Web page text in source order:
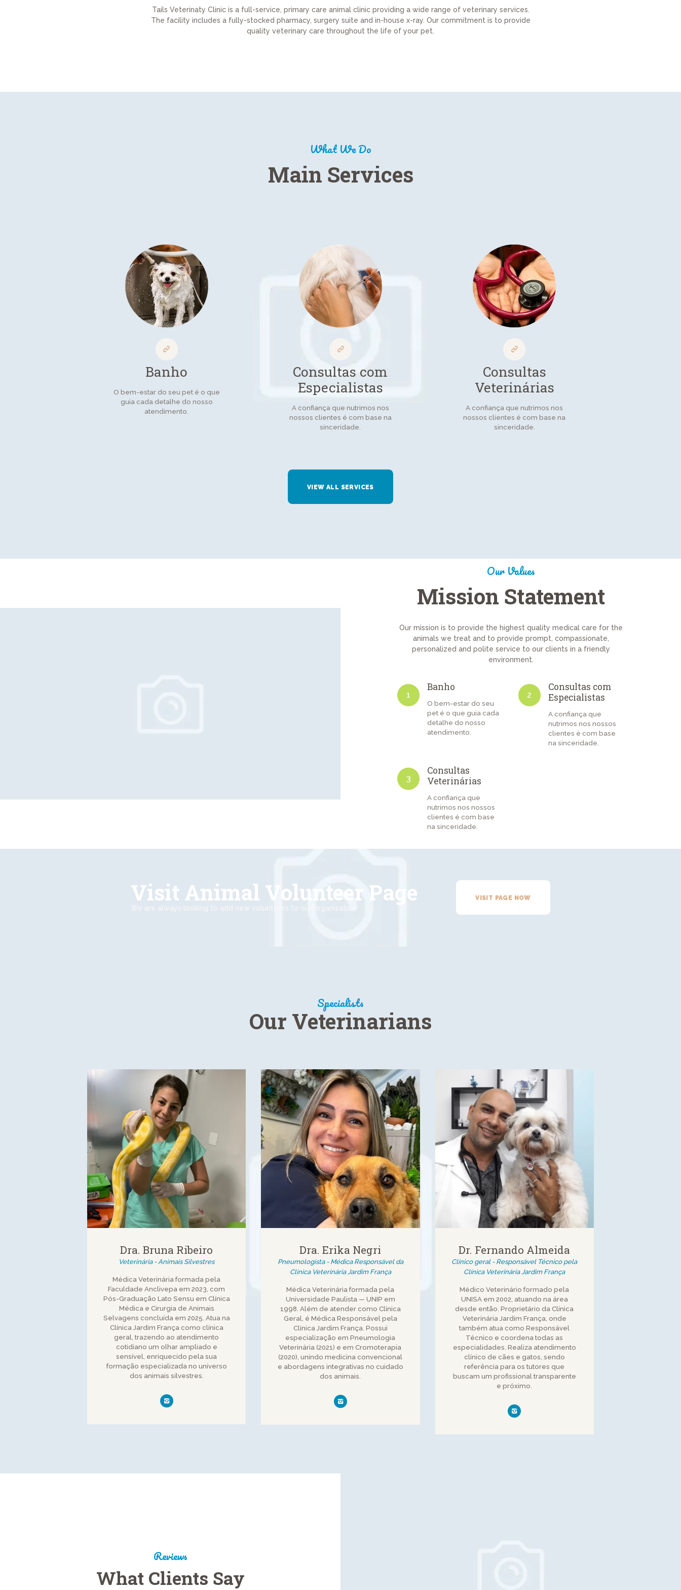
Tails Veterinaty Clinic is a full-service, primary care animal clinic providing a wide range of veterinary services.
The facility includes a fully-stocked pharmacy, surgery suite and in-house x-ray. Our commitment is to provide
quality veterinary care throughout the life of your pet.
What We Do
Main Services
Banho
O bem-estar do seu pet é o que
guia cada detalhe do nosso
atendimento.
Consultas com
Especialistas
A confiança que nutrimos nos
nossos clientes é com base na
sinceridade.
Consultas
Veterinárias
A confiança que nutrimos nos
nossos clientes é com base na
sinceridade.
VIEW ALL SERVICES
Our Values
Mission Statement
Our mission is to provide the highest quality medical care for the
animals we treat and to provide prompt, compassionate,
personalized and polite service to our clients in a friendly
environment.
1
Banho
O bem-estar do seu
pet é o que guia cada
detalhe do nosso
atendimento.
2
Consultas com
Especialistas
A confiança que
nutrimos nos nossos
clientes é com base
na sinceridade.
3
Consultas
Veterinárias
A confiança que
nutrimos nos nossos
clientes é com base
na sinceridade.
Visit Animal Volunteer Page
We are always looking to add new volunteers to our organization.
VISIT PAGE NOW
Specialists
Our Veterinarians
Dra. Bruna Ribeiro
Veterinária - Animais Silvestres
Médica Veterinária formada pela
Faculdade Anclivepa em 2023, com
Pós-Graduação Lato Sensu em Clínica
Médica e Cirurgia de Animais
Selvagens concluída em 2025. Atua na
Clínica Jardim França como clínica
geral, trazendo ao atendimento
cotidiano um olhar ampliado e
sensível, enriquecido pela sua
formação especializada no universo
dos animais silvestres.
Dra. Erika Negri
Pneumologista - Médica Responsável da
Clínica Veterinária Jardim França
Médica Veterinária formada pela
Universidade Paulista — UNIP em
1998. Além de atender como Clínica
Geral, é Médica Responsável pela
Clínica Jardim França. Possui
especialização em Pneumologia
Veterinária (2021) e em Cromoterapia
(2020), unindo medicina convencional
e abordagens integrativas no cuidado
dos animais.
Dr. Fernando Almeida
Clínico geral - Responsável Técnico pela
Clínica Veterinária Jardim França
Médico Veterinário formado pela
UNISA em 2002, atuando na área
desde então. Proprietário da Clínica
Veterinária Jardim França, onde
também atua como Responsável
Técnico e coordena todas as
especialidades. Realiza atendimento
clínico de cães e gatos, sendo
referência para os tutores que
buscam um profissional transparente
e próximo.
Reviews
What Clients Say